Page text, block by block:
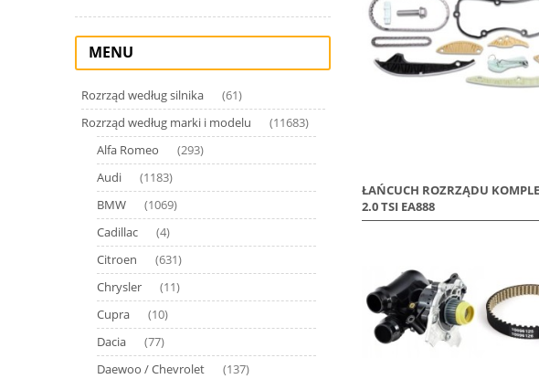
MENU
Rozrząd według silnika (61)
Rozrząd według marki i modelu (11683)
Alfa Romeo (293)
Audi (1183)
BMW (1069)
Cadillac (4)
Citroen (631)
Chrysler (11)
Cupra (10)
Dacia (77)
Daewoo / Chevrolet (137)
ŁAŃCUCH ROZRZĄDU
2.0 TSI EA888